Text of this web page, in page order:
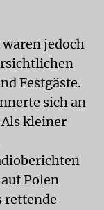
jedoch
Festgäste.
sich an
Als kleiner
Polen
rettende